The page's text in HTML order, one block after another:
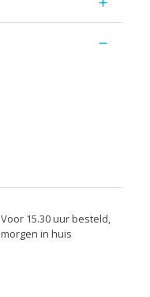
Voor 15.30 uur besteld,
morgen in huis